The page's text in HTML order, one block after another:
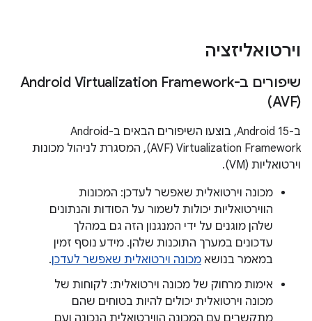
וירטואליזציה
(AVF)
ב-Android 15, בוצעו השיפורים הבאים ב-Android
Virtualization Framework‏ (AVF), המסגרת לניהול מכונות
וירטואליות (VM).
מכונה וירטואלית שאפשר לעדכן: המכונות
הווירטואליות יכולות לשמור על הסודות והנתונים
שלהן מוגנים על ידי המנגנון הזה גם במהלך
עדכונים במערך התוכנות שלהן. מידע נוסף זמין
במאמר בנושא מכונה וירטואלית שאפשר לעדכן.
אימות מרחוק של מכונה וירטואלית: לקוחות של
מכונה וירטואלית יכולים להיות בטוחים שהם
מתקשרים עם המכונה הווירטואלית הנכונה ועם